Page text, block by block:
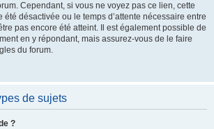
Cependant, si vous ne voyez pas ce lien, cette
désactivée ou le temps d’attente nécessaire entre
pas encore été atteint. Il est également possible de
en y répondant, mais assurez-vous de le faire
du forum.
de sujets
?